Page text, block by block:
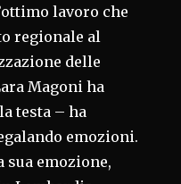
lavoro che
regionale al
delle
Magoni ha
testa – ha
emozioni.
sua emozione,